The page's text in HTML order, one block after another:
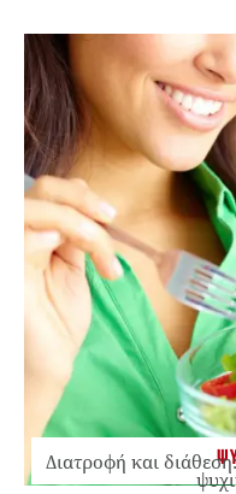
Διατροφή και